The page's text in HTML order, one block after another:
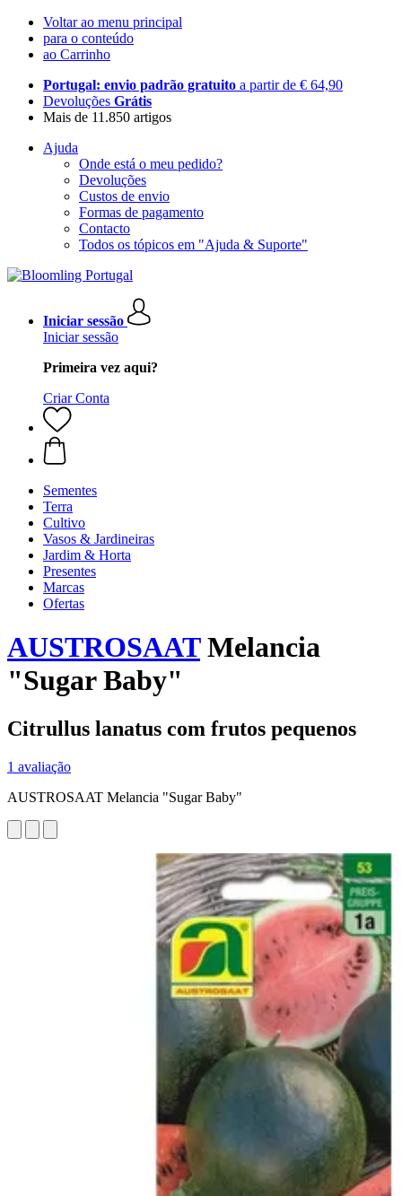
Voltar ao menu principal
para o conteúdo
ao Carrinho
Portugal: envio padrão gratuito a partir de € 64,90
Devoluções Grátis
Mais de 11.850 artigos
Ajuda
Onde está o meu pedido?
Devoluções
Custos de envio
Formas de pagamento
Contacto
Todos os tópicos em "Ajuda & Suporte"
Iniciar sessão
Iniciar sessão
Primeira vez aqui?
Criar Conta
Sementes
Terra
Cultivo
Vasos & Jardineiras
Jardim & Horta
Presentes
Marcas
Ofertas
AUSTROSAATMelancia
"Sugar Baby"
Citrullus lanatus com frutos pequenos
1 avaliação
AUSTROSAAT Melancia "Sugar Baby"